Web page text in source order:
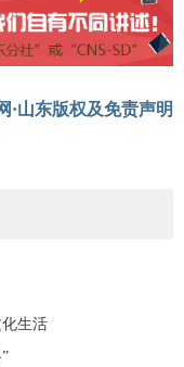
·山东版权及免责声明
生活